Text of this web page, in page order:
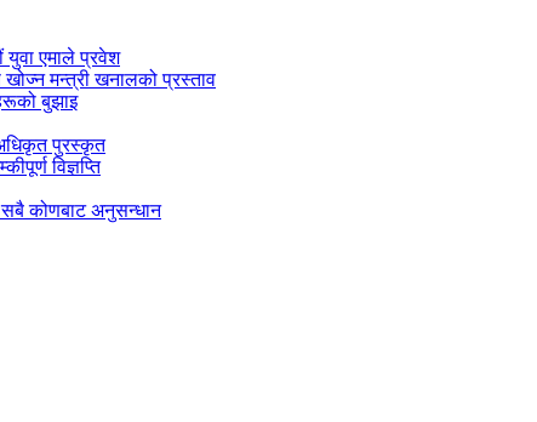
युवा एमाले प्रवेश
मन्त्री खनालको प्रस्ताव
बुझाइ
अधिकृत पुरस्कृत
विज्ञप्ति
सबै कोणबाट अनुसन्धान